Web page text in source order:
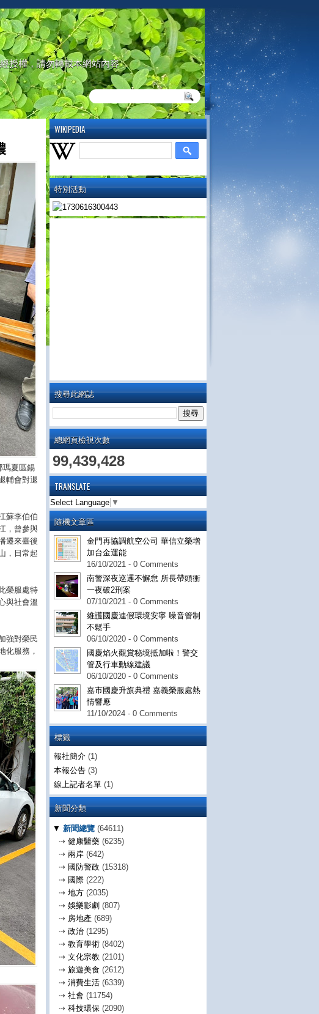
授權，請勿轉載本網站內容
WIKIPEDIA
特別活動
搜尋此網誌
總網頁檢視次數
99,439,428
TRANSLATE
Select Language ▼
隨機文章區
金門再協調航空公司 華信立榮增
加台金運能
16/10/2021 - 0 Comments
南警深夜巡邏不懈怠 所長帶頭衝
一夜破2刑案
07/10/2021 - 0 Comments
維護國慶連假環境安寧 噪音管制
不鬆手
06/10/2020 - 0 Comments
國慶焰火觀賞秘境抵加啦！警交
管及行車動線建議
06/10/2020 - 0 Comments
嘉市國慶升旗典禮 嘉義榮服處熱
情響應
11/10/2024 - 0 Comments
標籤
報社簡介 (1)
本報公告 (3)
線上記者名單 (1)
新聞分類
▼ 新聞總覽 (64611)
⇢ 健康醫藥 (6235)
⇢ 兩岸 (642)
⇢ 國防警政 (15318)
⇢ 國際 (222)
⇢ 地方 (2035)
⇢ 娛樂影劇 (807)
⇢ 房地產 (689)
⇢ 政治 (1295)
⇢ 教育學術 (8402)
⇢ 文化宗教 (2101)
⇢ 旅遊美食 (2612)
⇢ 消費生活 (6339)
⇢ 社會 (11754)
⇢ 科技環保 (2090)
瑪夏區錫
輔會對退
蘇李伯伯
，曾參與
遷來臺後
，日常起
榮服處特
與社會溫
強對榮民
化服務，